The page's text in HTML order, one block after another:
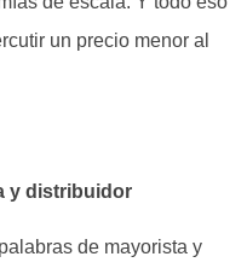
un precio menor al
y distribuidor
de mayorista y